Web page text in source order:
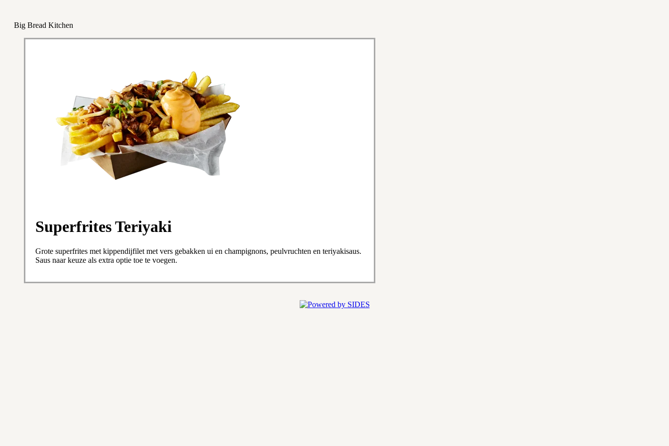
Big Bread Kitchen
Superfrites Teriyaki
Grote superfrites met kippendijfilet met vers gebakken ui en champignons, peulvruchten en teriyakisaus.
Saus naar keuze als extra optie toe te voegen.